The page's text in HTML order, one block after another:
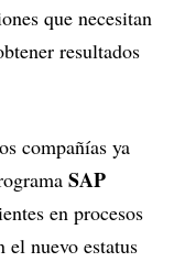
que necesitan
resultados
compañías ya
SAP
en procesos
el nuevo estatus